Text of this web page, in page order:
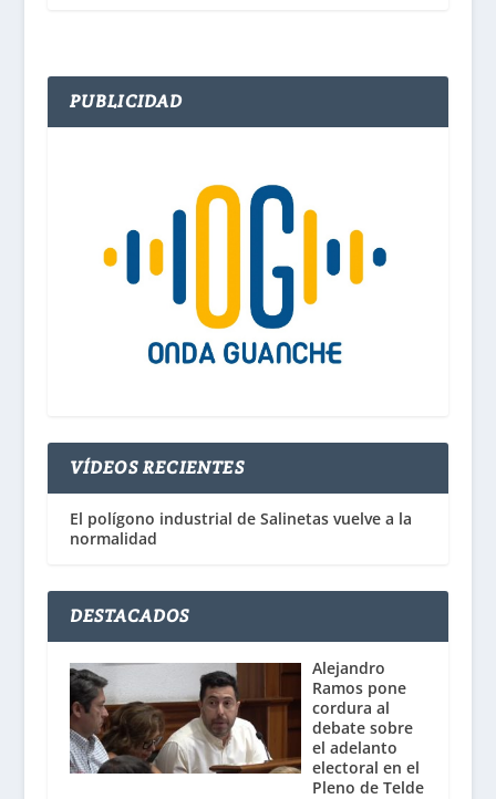
PUBLICIDAD
VÍDEOS RECIENTES
El polígono industrial de Salinetas vuelve a la
normalidad
DESTACADOS
Alejandro
Ramos pone
cordura al
debate sobre
el adelanto
electoral en el
Pleno de Telde